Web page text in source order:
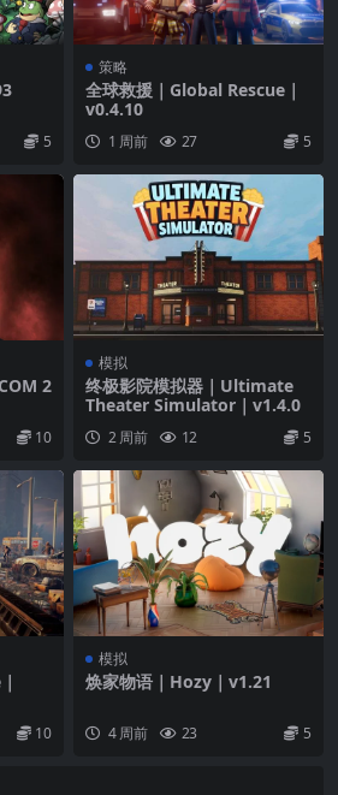
5
策略
全球救援｜Global Rescue｜
v0.4.10
1 周前 27 5
2
10
模拟
终极影院模拟器｜Ultimate
Theater Simulator｜v1.4.0
2 周前 12 5
10
模拟
焕家物语｜Hozy｜v1.21
4 周前 23 5